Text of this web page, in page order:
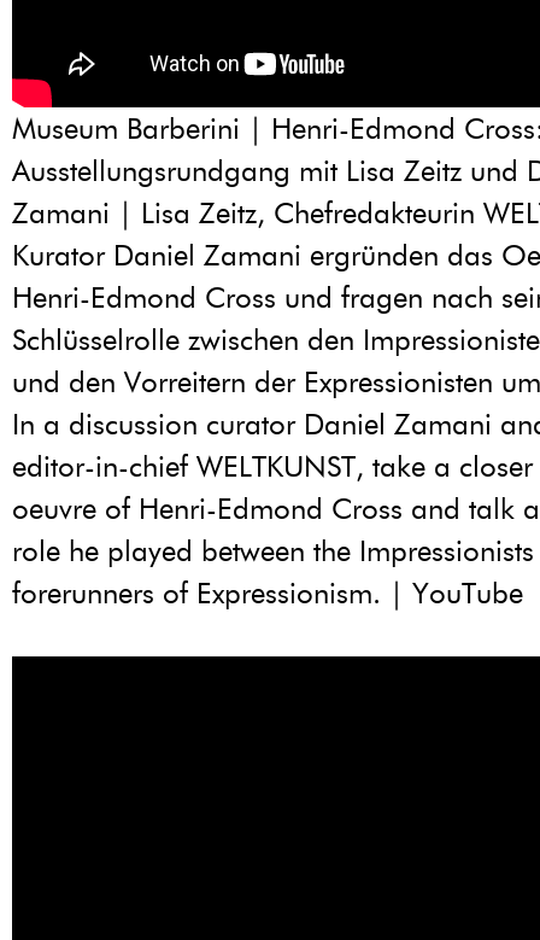
Museum Barberini | Henri-Edmond
Ausstellungsrundgang mit Lisa Zeitz und
Zamani | Lisa Zeitz, Chefredakteurin
Kurator Daniel Zamani ergründen das
Henri-Edmond Cross und fragen nach
Schlüsselrolle zwischen den
und den Vorreitern der Expressionisten
In a discussion curator Daniel Zamani
editor-in-chief WELTKUNST, take a
oeuvre of Henri-Edmond Cross and talk
role he played between the
forerunners of Expressionism. | YouTube